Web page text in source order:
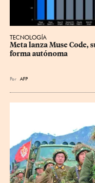
TECNOLOGÍA
Meta lanza Muse Code,
forma autónoma
Por AFP